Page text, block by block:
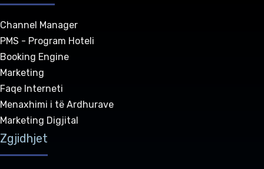
Channel Manager
PMS - Program Hoteli
Booking Engine
Marketing
Faqe Interneti
Menaxhimi i të Ardhurave
Marketing Digjital
Zgjidhjet